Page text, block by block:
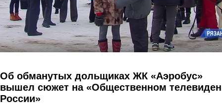
Об обманутых дольщиках ЖК «Аэробус»
вышел сюжет на «Общественном
России»